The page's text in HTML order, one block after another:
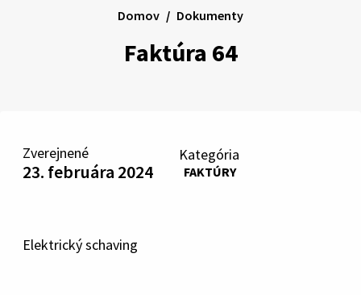
Faktúra 64
Domov Dokumenty
Zverejnené
23. februára 2024
Kategória
FAKTÚRY
Elektrický schaving